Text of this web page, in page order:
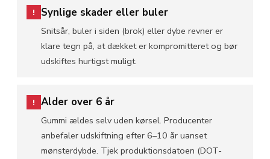
! Synlige skader eller buler
Snitsår, buler i siden (brok) eller dybe revner er
klare tegn på, at dækket er kompromitteret og bør
udskiftes hurtigst muligt.
! Alder over 6 år
Gummi ældes selv uden kørsel. Producenter
anbefaler udskiftning efter 6–10 år uanset
mønsterdybde. Tjek produktionsdatoen (DOT-